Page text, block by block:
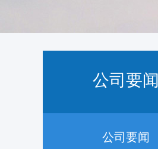
公司要闻
公司要闻